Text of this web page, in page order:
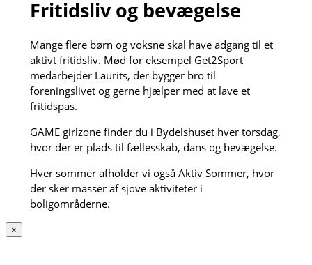
Fritidsliv og bevægelse
Mange flere børn og voksne skal have adgang til et
aktivt fritidsliv. Mød for eksempel Get2Sport
medarbejder Laurits, der bygger bro til
foreningslivet og gerne hjælper med at lave et
fritidspas.
GAME girlzone finder du i Bydelshuset hver torsdag,
hvor der er plads til fællesskab, dans og bevægelse.
Hver sommer afholder vi også Aktiv Sommer, hvor
der sker masser af sjove aktiviteter i
boligområderne.
×